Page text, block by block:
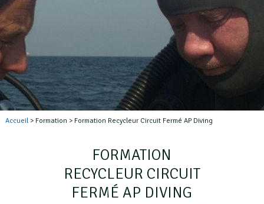
Accueil> Formation > Formation Recycleur Circuit Fermé AP Diving
FORMATION
RECYCLEUR CIRCUIT
FERMÉ AP DIVING